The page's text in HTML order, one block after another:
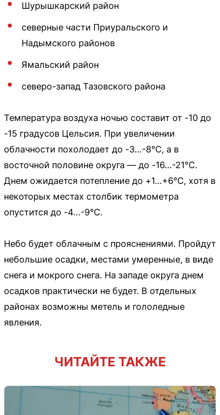
Шурышкарский район
северные части Приуральского и
Надымского районов
Ямальский район
северо-запад Тазовского района
Температура воздуха ночью составит от -10 до
-15 градусов Цельсия. При увеличении
облачности похолодает до -3...-8°C, а в
восточной половине округа — до -16...-21°C.
Днем ожидается потепление до +1…+6°C, хотя в
некоторых местах столбик термометра
опустится до -4...-9°C.
Небо будет облачным с прояснениями. Пройдут
небольшие осадки, местами умеренные, в виде
снега и мокрого снега. На западе округа днем
осадков практически не будет. В отдельных
районах возможны метель и гололедные
явления.
ЧИТАЙТЕ ТАКЖЕ